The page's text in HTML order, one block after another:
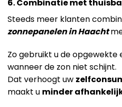
6. Combinatie met
Steeds meer klanten
zonnepanelen in Haacht
Zo gebruikt u de opgewekte
wanneer de zon niet schijnt.
Dat verhoogt uw
maakt u minder